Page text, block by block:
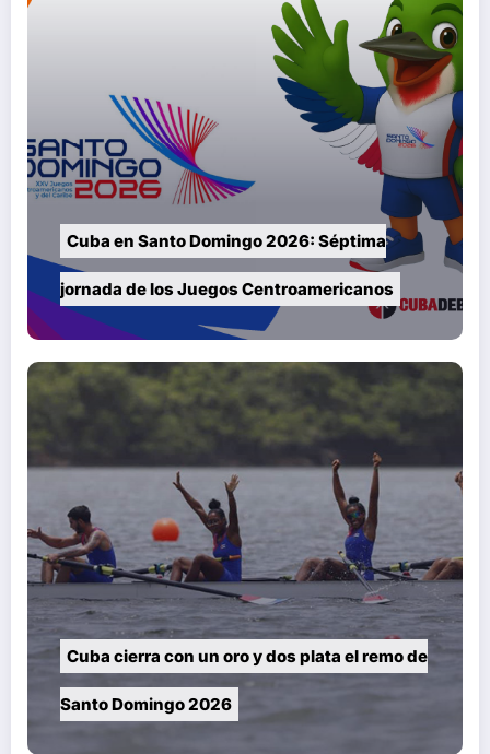
Cuba en Santo Domingo 2026: Séptima
jornada de los Juegos Centroamericanos
Cuba cierra con un oro y dos plata el remo de
Santo Domingo 2026